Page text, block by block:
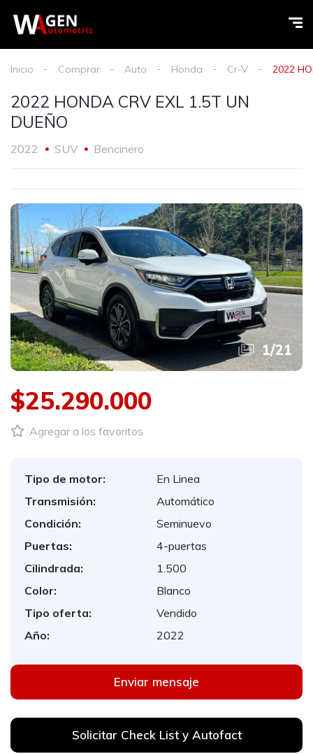
Inicio Comprar Auto Honda Cr-V 2022
2022 HONDA CRV EXL 1.5T UN
DUEÑO
2022 SUV Bencinero
1/21
$25.290.000
Agregar a los favoritos
Tipo de motor:
En Linea
Transmisión:
Automático
Condición:
Seminuevo
Puertas:
4-puertas
Cilindrada:
1.500
Color:
Blanco
Tipo oferta:
Vendido
Año:
2022
Enviar mensaje
Solicitar Check List y Autofact